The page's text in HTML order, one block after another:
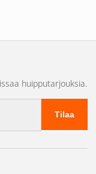
huipputarjouksia.
Tilaa